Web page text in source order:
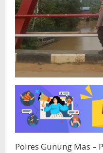
Polres Gunung Mas –